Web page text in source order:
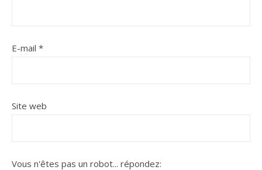
E-mail *
Site web
Vous n'êtes pas un robot... répondez: